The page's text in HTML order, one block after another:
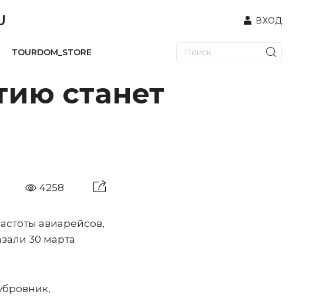
ВХОД
TOURDOM_STORE
станет
4258
авиарейсов,
30 марта